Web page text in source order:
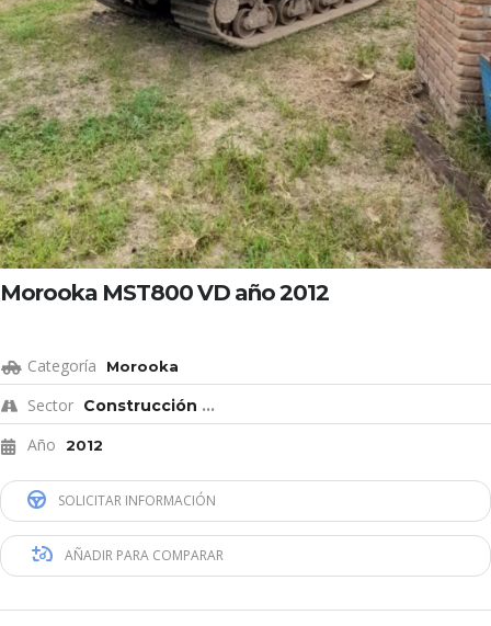
Morooka MST800 VD año 2012
Categoría Morooka
Sector Construcción ...
Año 2012
SOLICITAR INFORMACIÓN
AÑADIR PARA COMPARAR